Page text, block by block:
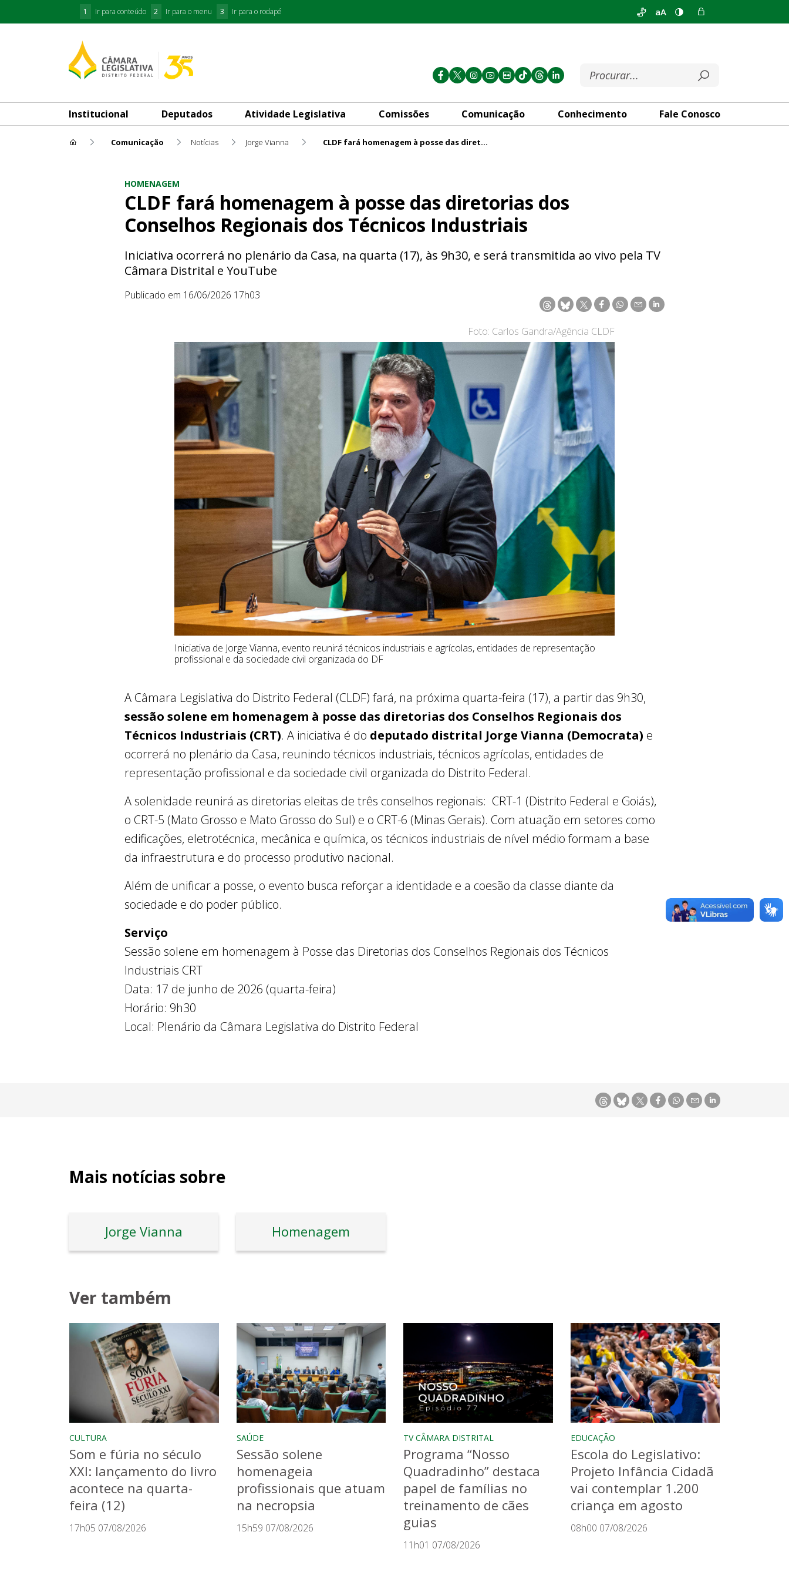
1 Ir para conteúdo 2 Ir para o menu 3 Ir para o rodapé aA
Institucional Deputados Atividade Legislativa Comissões Comunicação Conhecimento Fale Conosco
Comunicação Notícias Jorge Vianna CLDF fará homenagem à posse das diretorias dos Conselhos Regionais dos Técnicos Industriais
HOMENAGEM
CLDF fará homenagem à posse das diretorias dos
Conselhos Regionais dos Técnicos Industriais
Iniciativa ocorrerá no plenário da Casa, na quarta (17), às 9h30, e será transmitida ao vivo pela TV
Câmara Distrital e YouTube
Publicado em 16/06/2026 17h03
Foto: Carlos Gandra/Agência CLDF
Iniciativa de Jorge Vianna, evento reunirá técnicos industriais e agrícolas, entidades de representação
profissional e da sociedade civil organizada do DF
A Câmara Legislativa do Distrito Federal (CLDF) fará, na próxima quarta-feira (17), a partir das 9h30,
sessão solene em homenagem à posse das diretorias dos Conselhos Regionais dos
Técnicos Industriais (CRT). A iniciativa é do deputado distrital Jorge Vianna (Democrata) e
ocorrerá no plenário da Casa, reunindo técnicos industriais, técnicos agrícolas, entidades de
representação profissional e da sociedade civil organizada do Distrito Federal.
A solenidade reunirá as diretorias eleitas de três conselhos regionais: CRT-1 (Distrito Federal e Goiás),
o CRT-5 (Mato Grosso e Mato Grosso do Sul) e o CRT-6 (Minas Gerais). Com atuação em setores como
edificações, eletrotécnica, mecânica e química, os técnicos industriais de nível médio formam a base
da infraestrutura e do processo produtivo nacional.
Além de unificar a posse, o evento busca reforçar a identidade e a coesão da classe diante da
sociedade e do poder público.
Serviço
Sessão solene em homenagem à Posse das Diretorias dos Conselhos Regionais dos Técnicos
Industriais CRT
Data: 17 de junho de 2026 (quarta-feira)
Horário: 9h30
Local: Plenário da Câmara Legislativa do Distrito Federal
Mais notícias sobre
Jorge Vianna Homenagem
Ver também
CULTURA
Som e fúria no século
XXI: lançamento do livro
acontece na quarta-
feira (12)
17h05 07/08/2026
SAÚDE
Sessão solene
homenageia
profissionais que atuam
na necropsia
15h59 07/08/2026
TV CÂMARA DISTRITAL
Programa “Nosso
Quadradinho” destaca
papel de famílias no
treinamento de cães
guias
11h01 07/08/2026
EDUCAÇÃO
Escola do Legislativo:
Projeto Infância Cidadã
vai contemplar 1.200
criança em agosto
08h00 07/08/2026